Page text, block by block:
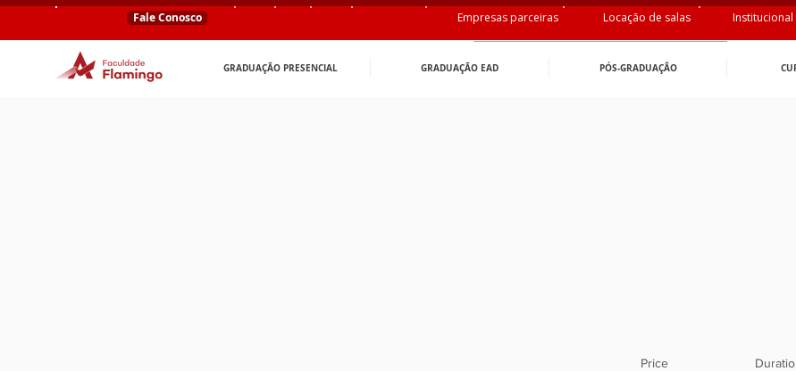
Fale Conosco Locação de salas Institucional
Empresas parceiras
GRADUAÇÃO PRESENCIAL GRADUAÇÃO EAD PÓS-GRADUAÇÂO
Price